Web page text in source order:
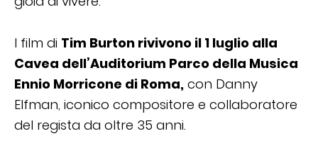
I film di Tim Burton rivivono il 1 luglio alla
Cavea dell’Auditorium Parco della Musica
Ennio Morricone di Roma, con Danny
Elfman, iconico compositore e collaboratore
del regista da oltre 35 anni.